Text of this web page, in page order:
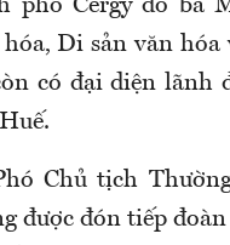
phố Cergy do bà
Di sản văn
có đại diện lãnh
Chủ tịch
được đón tiếp